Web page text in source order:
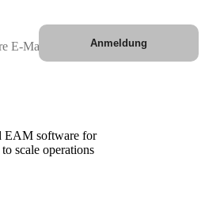
Anmeldung
EAM software for
scale operations